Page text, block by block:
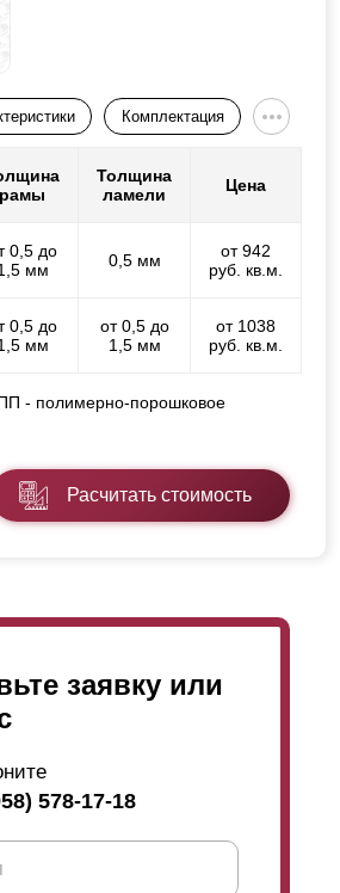
Комплектация
рамы
Толщина
ламели
Цена
0,5 до
мм
0,5 мм
от 942
руб. кв.м.
0,5 до
мм
от 0,5 до
1,5 мм
от 1038
руб. кв.м.
- полимерно-порошковое
Расчитать стоимость
заявку или
578-17-18